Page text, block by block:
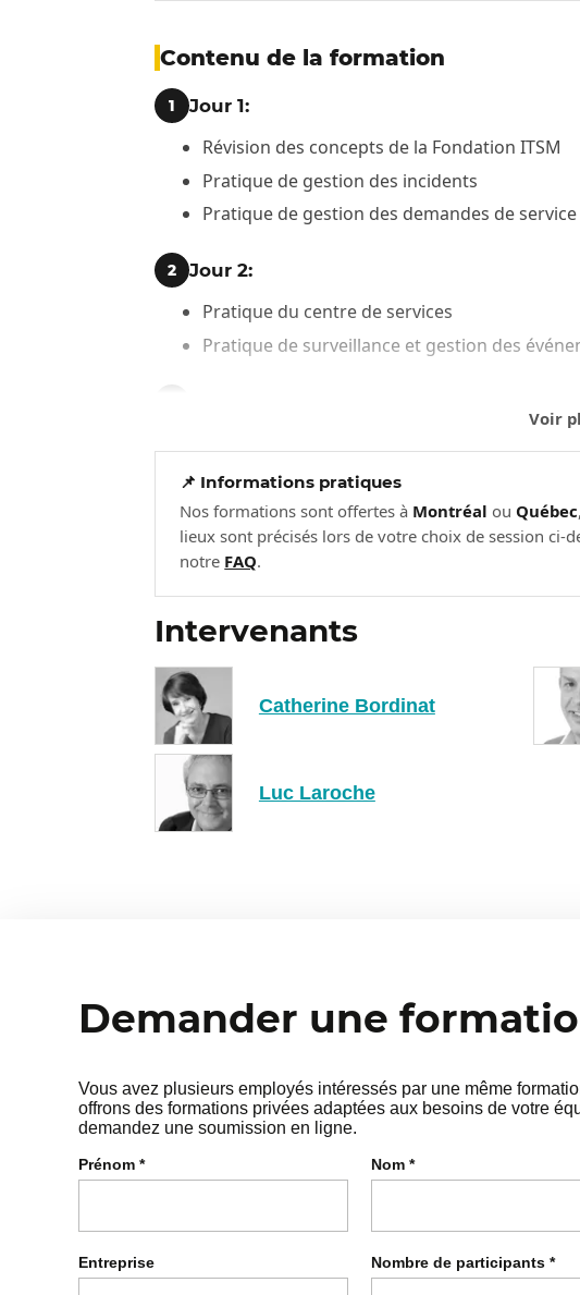
Contenu de la formation
1 Jour 1:
Révision des concepts de la Fondation ITSM
Pratique de gestion des incidents
Pratique de gestion des demandes de service
2 Jour 2:
Pratique du centre de services
Pratique de surveillance et gestion des
Révision et préparation aux examens.
Voir
📌 Informations pratiques
Nos formations sont offertes à Montréal ou Québec
lieux sont précisés lors de votre choix de session ci-
notre FAQ.
Intervenants
Catherine Bordinat
Luc Laroche
Demander une
Vous avez plusieurs employés intéressés par une même
offrons des formations privées adaptées aux besoins de votre
demandez une soumission en ligne.
Prénom * Nom *
Entreprise Nombre de participants *